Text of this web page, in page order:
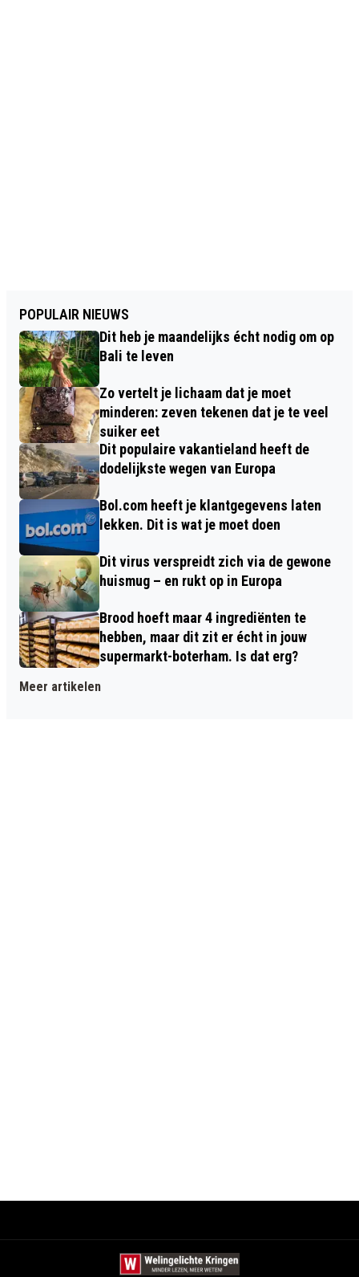
POPULAIR NIEUWS
Dit heb je maandelijks écht nodig om op
Bali te leven
Zo vertelt je lichaam dat je moet
minderen: zeven tekenen dat je te veel
suiker eet
Dit populaire vakantieland heeft de
dodelijkste wegen van Europa
Bol.com heeft je klantgegevens laten
lekken. Dit is wat je moet doen
Dit virus verspreidt zich via de gewone
huismug – en rukt op in Europa
Brood hoeft maar 4 ingrediënten te
hebben, maar dit zit er écht in jouw
supermarkt-boterham. Is dat erg?
Meer artikelen